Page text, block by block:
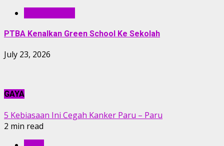
PTBA Kenalkan Green School Ke Sekolah
July 23, 2026
GAYA
5 Kebiasaan Ini Cegah Kanker Paru – Paru
2 min read